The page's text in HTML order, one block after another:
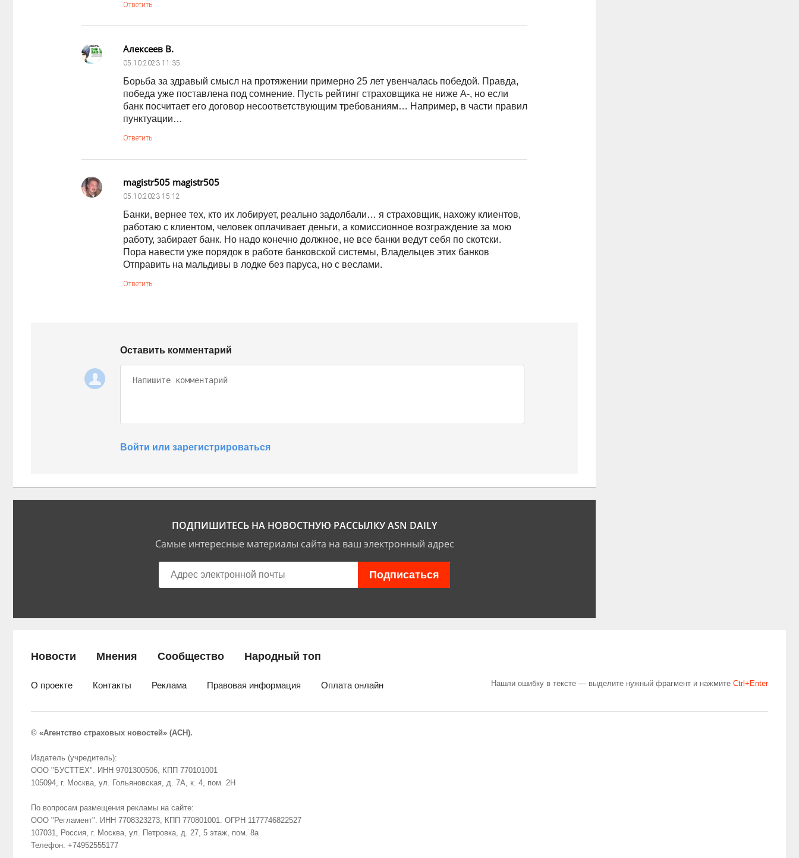
Ответить
Алексеев В.
05.10.2023 11:35
Борьба за здравый смысл на протяжении примерно 25 лет увенчалась победой. Правда,
победа уже поставлена под сомнение. Пусть рейтинг страховщика не ниже А-, но если
банк посчитает его договор несоответствующим требованиям… Например, в части правил
пунктуации…
Ответить
magistr505 magistr505
05.10.2023 15:12
Банки, вернее тех, кто их лобирует, реально задолбали… я страховщик, нахожу клиентов,
работаю с клиентом, человек оплачивает деньги, а комиссионное возграждение за мою
работу, забирает банк. Но надо конечно должное, не все банки ведут себя по скотски.
Пора навести уже порядок в работе банковской системы, Владельцев этих банков
Отправить на мальдивы в лодке без паруса, но с веслами.
Ответить
Оставить комментарий
Войти или зарегистрироваться
ПОДПИШИТЕСЬ НА НОВОСТНУЮ РАССЫЛКУ ASN DAILY
Самые интересные материалы сайта на ваш электронный адрес
Новости Мнения Сообщество Народный топ
О проекте Контакты Реклама Правовая информация Оплата онлайн Нашли ошибку в тексте — выделите нужный фрагмент и нажмите Сtrl+Enter
© «Агентство страховых новостей» (АСН).
Издатель (учредитель):
ООО "БУСТТЕХ". ИНН 9701300506, КПП 770101001
105094, г. Москва, ул. Гольяновская, д. 7А, к. 4, пом. 2Н
По вопросам размещения рекламы на сайте:
ООО "Регламент". ИНН 7708323273, КПП 770801001. ОГРН 1177746822527
107031, Россия, г. Москва, ул. Петровка, д. 27, 5 этаж, пом. 8а
Телефон: +74952555177